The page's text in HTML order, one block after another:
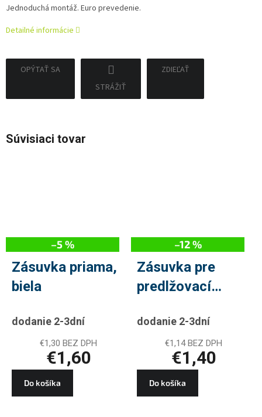
Jednoduchá montáž. Euro prevedenie.
Detailné informácie
OPÝTAŤ SA
STRÁŽIŤ
ZDIEĽAŤ
Súvisiaci tovar
–5 %
Zásuvka priama,
biela
dodanie 2-3dní
€1,30 BEZ DPH
€1,60
Do košíka
–12 %
Zásuvka pre
predlžovací
dodanie 2-3dní
€1,14 BEZ DPH
€1,40
Do košíka